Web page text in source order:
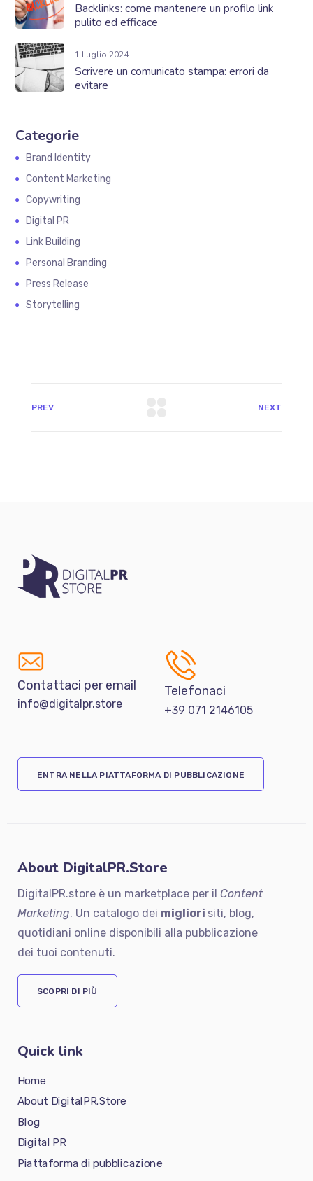
Backlinks: come mantenere un profilo link
pulito ed efficace
1 Luglio 2024
Scrivere un comunicato stampa: errori da
evitare
Categorie
Brand Identity
Content Marketing
Copywriting
Digital PR
Link Building
Personal Branding
Press Release
Storytelling
PREV NEXT
Contattaci per email
info@digitalpr.store
Telefonaci
+39 071 2146105
ENTRA NELLA PIATTAFORMA DI PUBBLICAZIONE
About DigitalPR.Store
DigitalPR.store è un marketplace per il Content
Marketing. Un catalogo dei migliori siti, blog,
quotidiani online disponibili alla pubblicazione
dei tuoi contenuti.
SCOPRI DI PIÙ
Quick link
Home
About DigitalPR.Store
Blog
Digital PR
Piattaforma di pubblicazione